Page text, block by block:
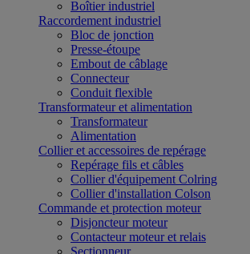
Boîtier industriel
Raccordement industriel
Bloc de jonction
Presse-étoupe
Embout de câblage
Connecteur
Conduit flexible
Transformateur et alimentation
Transformateur
Alimentation
Collier et accessoires de repérage
Repérage fils et câbles
Collier d'équipement Colring
Collier d'installation Colson
Commande et protection moteur
Disjoncteur moteur
Contacteur moteur et relais
Sectionneur